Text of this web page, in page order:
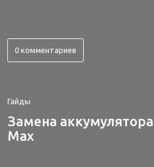
0 комментариев
Гайды
Замена
Max